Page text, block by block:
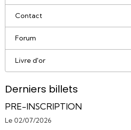
Contact
Forum
Livre d'or
Derniers billets
PRE-INSCRIPTION
Le 02/07/2026